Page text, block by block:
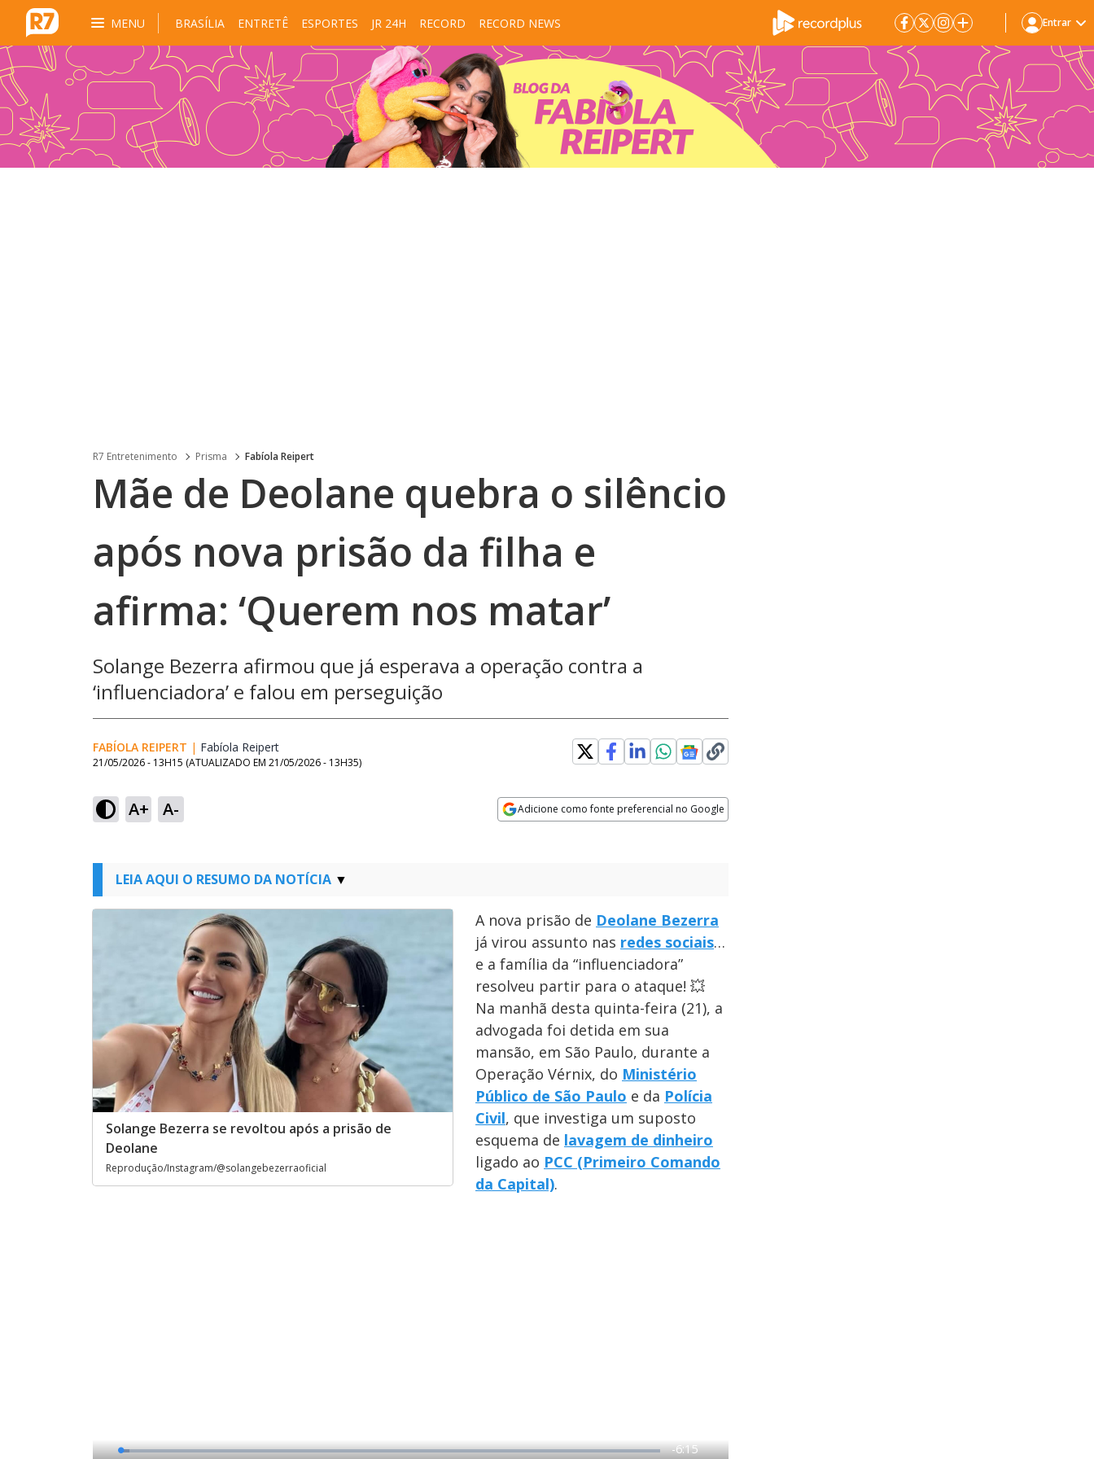
MENU BRASÍLIA ENTRETÊ ESPORTES JR 24H RECORD RECORD NEWS Entrar
R7 Entretenimento Prisma Fabíola Reipert
Mãe de Deolane quebra o silêncio
após nova prisão da filha e
afirma: ‘Querem nos matar’
Solange Bezerra afirmou que já esperava a operação contra a
‘influenciadora’ e falou em perseguição
FABÍOLA REIPERT | Fabíola Reipert
21/05/2026 - 13H15 (ATUALIZADO EM 21/05/2026 - 13H35)
A+ A- Adicione como fonte preferencial no Google
LEIA AQUI O RESUMO DA NOTÍCIA
Solange Bezerra se revoltou após a prisão de
Deolane
Reprodução/Instagram/@solangebezerraoficial
A nova prisão de Deolane Bezerra
já virou assunto nas redes sociais…
e a família da “influenciadora”
resolveu partir para o ataque! 💥
Na manhã desta quinta-feira (21), a
advogada foi detida em sua
mansão, em São Paulo, durante a
Operação Vérnix, do Ministério
Público de São Paulo e da Polícia
Civil, que investiga um suposto
esquema de lavagem de dinheiro
ligado ao PCC (Primeiro Comando
da Capital).
L
R
-6:15